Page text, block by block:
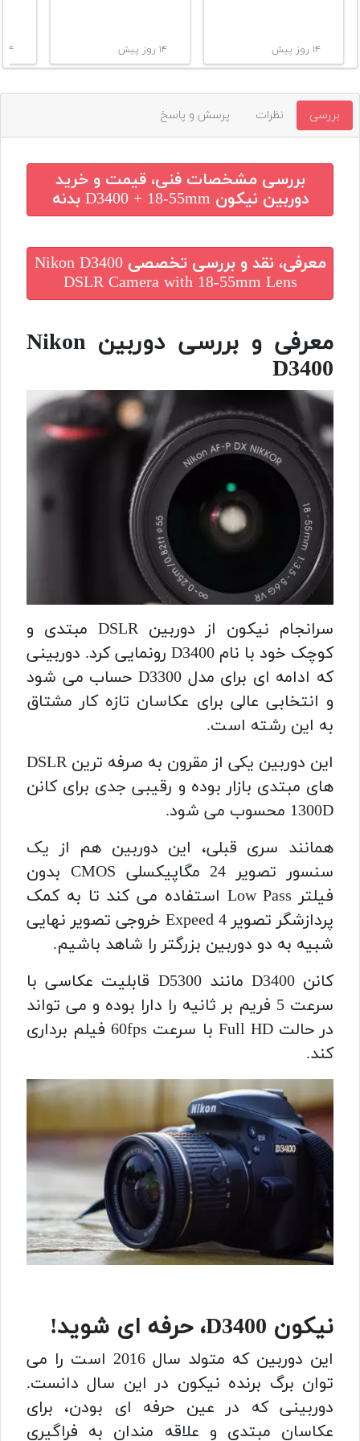
۱۴ روز پیش ۱۴ روز پیش ۱۴ روز پیش
بررسی نظرات پرسش و پاسخ
بررسی مشخصات فنی، قیمت و خرید
دوربین نیکون D3400 + 18-55mm بدنه
معرفی، نقد و بررسی تخصصیNikon D3400
DSLR Camera with 18-55mm Lens
معرفی و بررسی دوربین Nikon
D3400
سرانجام نیکون از دوربین DSLR مبتدی و
کوچک خود با نام D3400 رونمایی کرد. دوربینی
که ادامه ای برای مدل D3300 حساب می شود
و انتخابی عالی برای عکاسان تازه کار مشتاق
به این رشته است.
این دوربین یکی از مقرون به صرفه ترین DSLR
های مبتدی بازار بوده و رقیبی جدی برای کانن
1300D محسوب می شود.
همانند سری قبلی، این دوربین هم از یک
سنسور تصویر 24 مگاپیکسلی CMOS بدون
فیلتر Low Pass استفاده می کند تا به کمک
پردازشگر تصویر Expeed 4 خروجی تصویر نهایی
شبیه به دو دوربین بزرگتر را شاهد باشیم.
کانن D3400 مانند D5300 قابلیت عکاسی با
سرعت 5 فریم بر ثانیه را دارا بوده و می تواند
در حالت Full HD با سرعت 60fps فیلم برداری
کند.
نیکون D3400، حرفه ای شوید!
این دوربین که متولد سال 2016 است را می
توان برگ برنده نیکون در این سال دانست.
دوربینی که در عین حرفه ای بودن، برای
عکاسان مبتدی و علاقه مندان به فراگیری